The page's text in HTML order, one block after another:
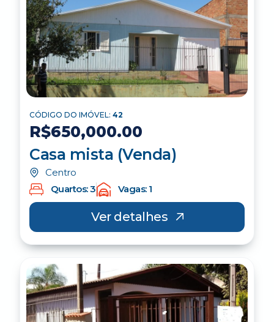
CÓDIGO DO IMÓVEL: 42
R$650,000.00
Casa mista (Venda)
Centro
Quartos: 3
Vagas: 1
Ver detalhes